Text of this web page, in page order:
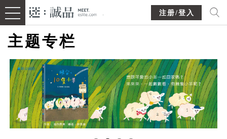
注册/登入
主题专栏